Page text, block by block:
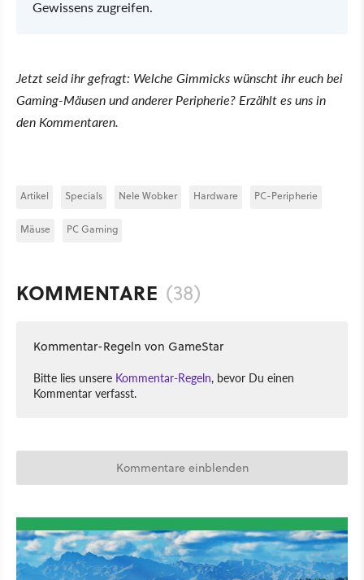
Gewissens zugreifen.
Jetzt seid ihr gefragt: Welche Gimmicks wünscht ihr euch bei
Gaming-Mäusen und anderer Peripherie? Erzählt es uns in
den Kommentaren.
Artikel Specials Nele Wobker Hardware PC-Peripherie
Mäuse PC Gaming
KOMMENTARE (38)
Kommentar-Regeln von GameStar
Bitte lies unsere Kommentar-Regeln, bevor Du einen
Kommentar verfasst.
Kommentare einblenden